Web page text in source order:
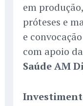
em
próteses e
e
com apoio
Saúde AM